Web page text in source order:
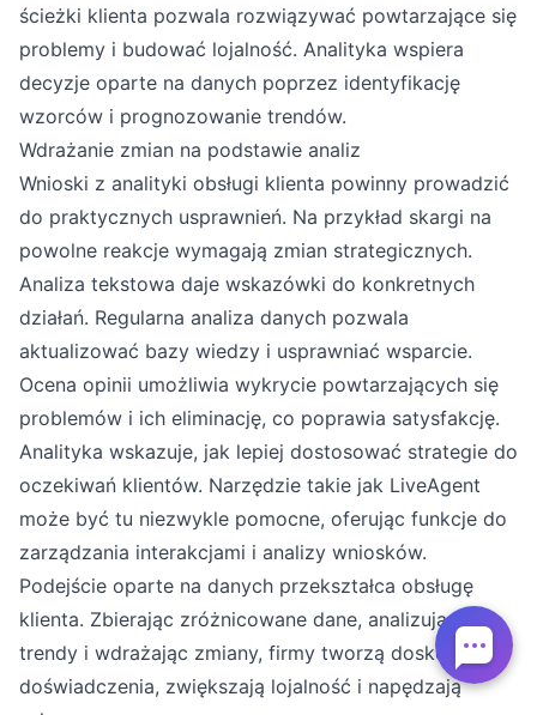
ścieżki klienta pozwala rozwiązywać powtarzające się
problemy i budować lojalność. Analityka wspiera
decyzje oparte na danych poprzez identyfikację
wzorców i prognozowanie trendów.
Wdrażanie zmian na podstawie analiz
Wnioski z analityki obsługi klienta powinny prowadzić
do praktycznych usprawnień. Na przykład skargi na
powolne reakcje wymagają zmian strategicznych.
Analiza tekstowa daje wskazówki do konkretnych
działań. Regularna analiza danych pozwala
aktualizować bazy wiedzy i usprawniać wsparcie.
Ocena opinii umożliwia wykrycie powtarzających się
problemów i ich eliminację, co poprawia satysfakcję.
Analityka wskazuje, jak lepiej dostosować strategie do
oczekiwań klientów. Narzędzie takie jak LiveAgent
może być tu niezwykle pomocne, oferując funkcje do
zarządzania interakcjami i analizy wniosków.
Podejście oparte na danych przekształca obsługę
klienta. Zbierając zróżnicowane dane, analizując
trendy i wdrażając zmiany, firmy tworzą doskonałe
doświadczenia, zwiększają lojalność i napędzają